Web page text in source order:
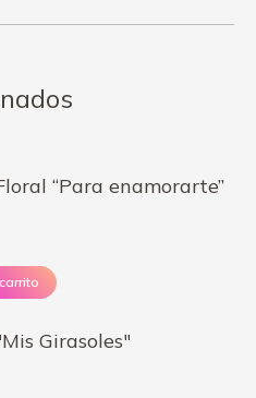
“Para enamorarte”
Girasoles"